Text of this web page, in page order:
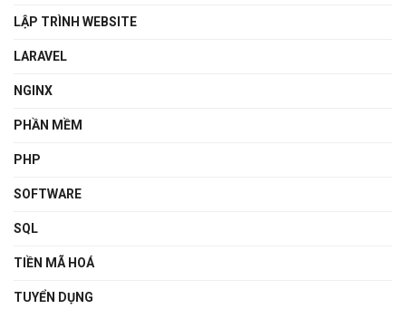
LẬP TRÌNH WEBSITE
LARAVEL
NGINX
PHẦN MỀM
PHP
SOFTWARE
SQL
TIỀN MÃ HOÁ
TUYỂN DỤNG